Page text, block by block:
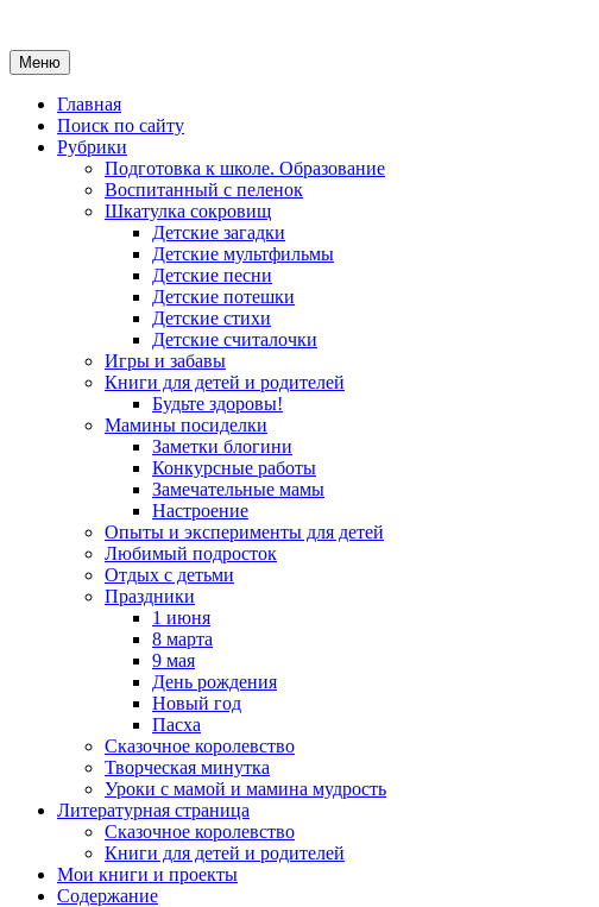
Меню
Главная
Поиск по сайту
Рубрики
Подготовка к школе. Образование
Воспитанный с пеленок
Шкатулка сокровищ
Детские загадки
Детские мультфильмы
Детские песни
Детские потешки
Детские стихи
Детские считалочки
Игры и забавы
Книги для детей и родителей
Будьте здоровы!
Мамины посиделки
Заметки блогини
Конкурсные работы
Замечательные мамы
Настроение
Опыты и эксперименты для детей
Любимый подросток
Отдых с детьми
Праздники
1 июня
8 марта
9 мая
День рождения
Новый год
Пасха
Сказочное королевство
Творческая минутка
Уроки с мамой и мамина мудрость
Литературная страница
Сказочное королевство
Книги для детей и родителей
Мои книги и проекты
Содержание